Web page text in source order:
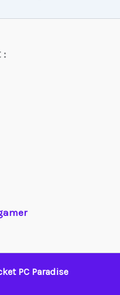
:
PC Paradise